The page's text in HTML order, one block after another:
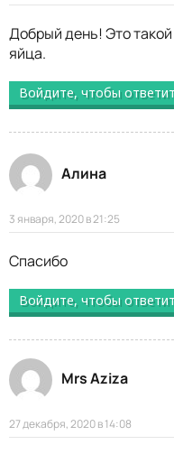
Добрый день! Это
яйца.
Войдите, чтобы
Алина
3 января, 2020 в 21:25
Спасибо
Войдите, чтобы
Mrs Aziza
27 декабря, 2020 в 14:08